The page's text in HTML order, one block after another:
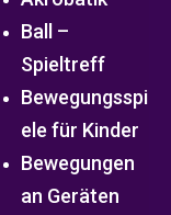
Ball –
Spieltreff
Bewegungsspi
ele für Kinder
Bewegungen
an Geräten